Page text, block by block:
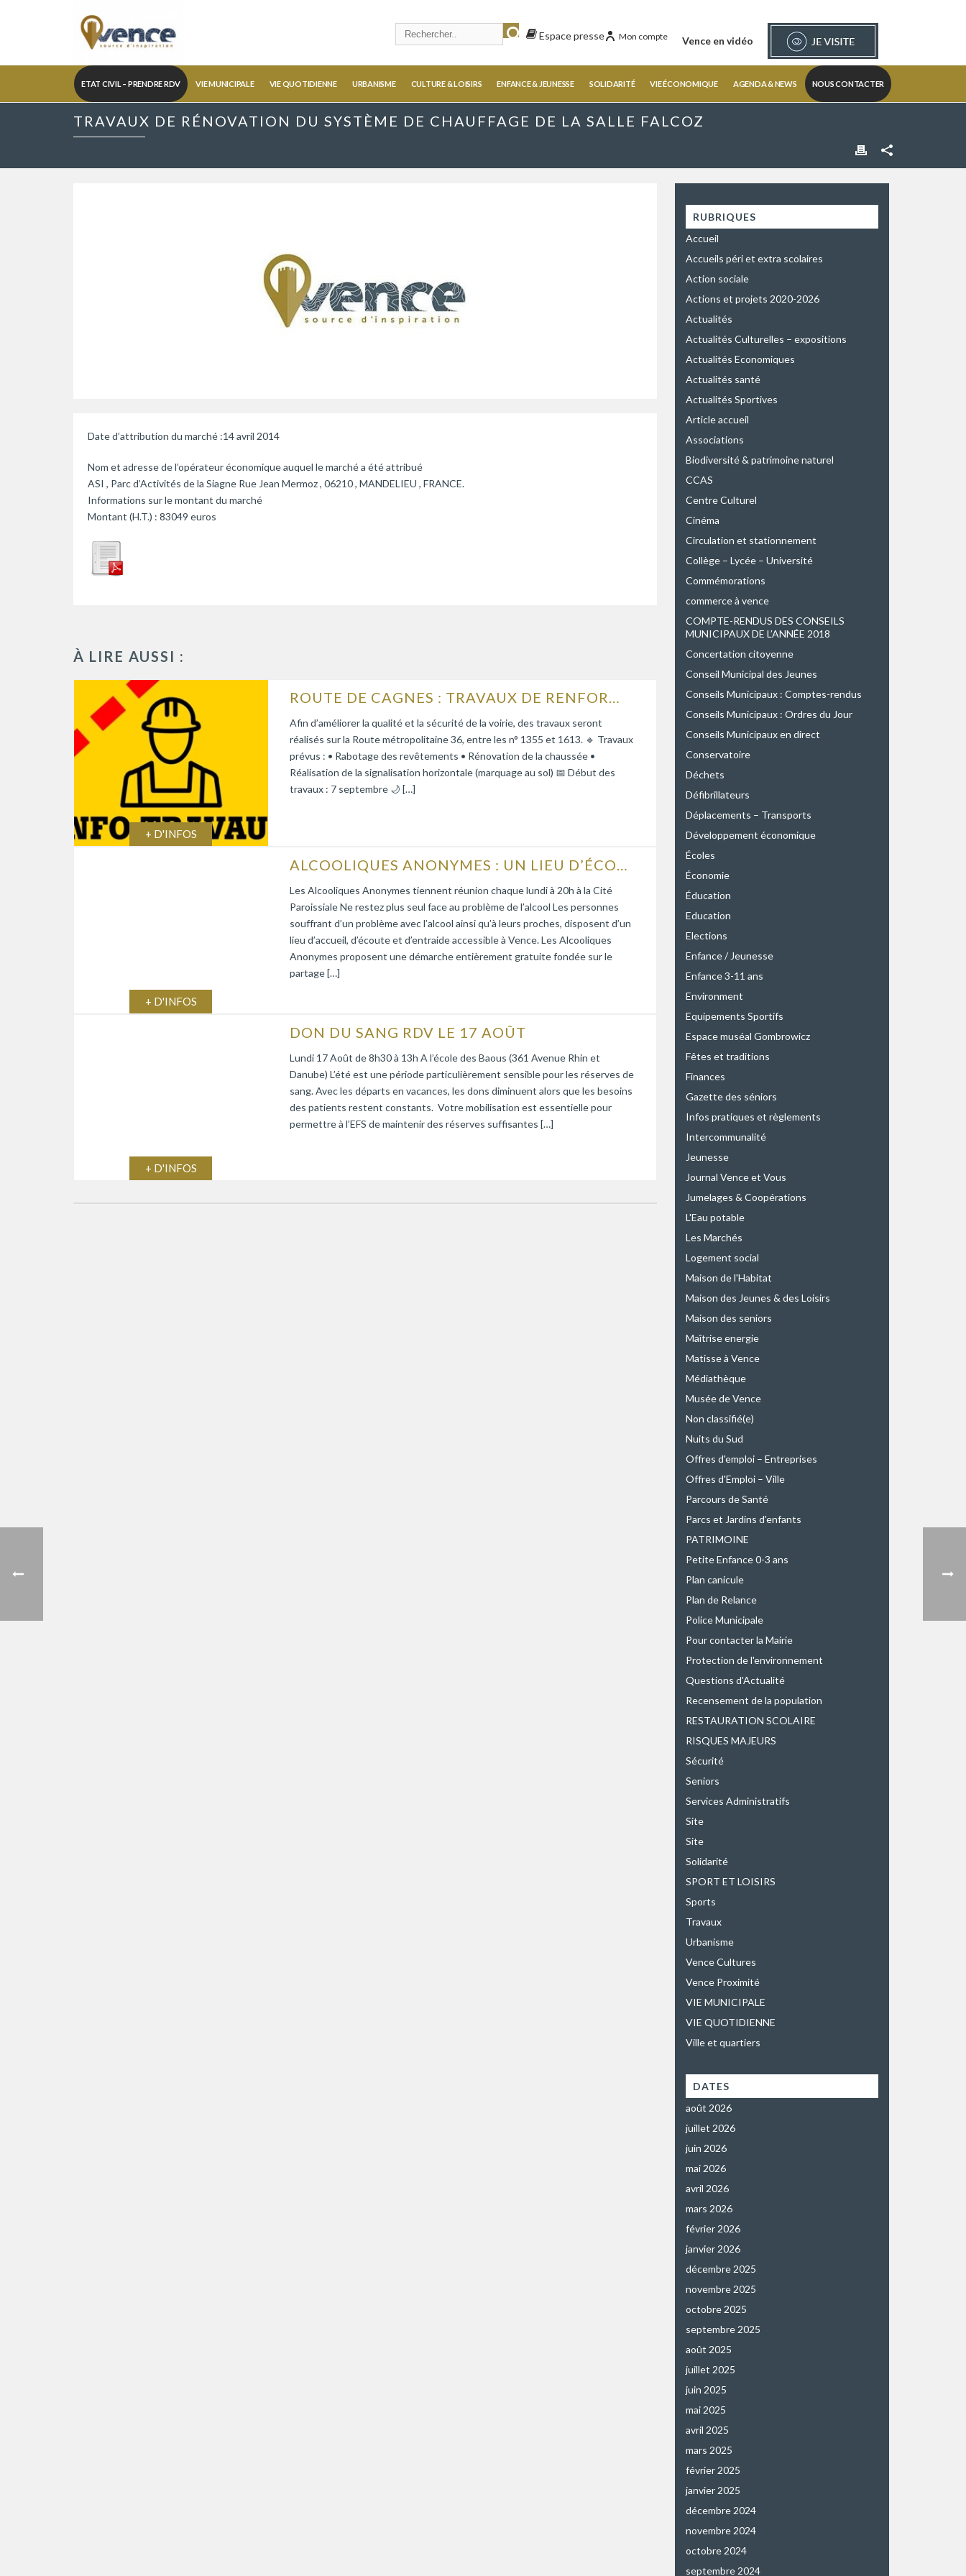
Vence en vidéo
Mon compte
Espace presse
ETAT CIVIL – PRENDRE RDV VIE MUNICIPALE VIE QUOTIDIENNE URBANISME CULTURE & LOISIRS ENFANCE & JEUNESSE SOLIDARITÉ VIE ÉCONOMIQUE AGENDA & NEWS NOUS CONTACTER
TRAVAUX DE RÉNOVATION DU SYSTÈME DE CHAUFFAGE DE LA SALLE FALCOZ
Date d’attribution du marché :14 avril 2014
Nom et adresse de l’opérateur économique auquel le marché a été attribué
ASI , Parc d’Activités de la Siagne Rue Jean Mermoz , 06210 , MANDELIEU , FRANCE.
Informations sur le montant du marché
Montant (H.T.) : 83049 euros
À LIRE AUSSI :
+ D'INFOS
ROUTE DE CAGNES : TRAVAUX DE RENFORCEMENT DE LA CHAUSSÉE
Afin d’améliorer la qualité et la sécurité de la voirie, des travaux seront
réalisés sur la Route métropolitaine 36, entre les n° 1355 et 1613. 🔹 Travaux
prévus : • Rabotage des revêtements • Rénovation de la chaussée •
Réalisation de la signalisation horizontale (marquage au sol) 📅 Début des
travaux : 7 septembre 🌙 […]
+ D'INFOS
ALCOOLIQUES ANONYMES : UN LIEU D’ÉCOUTE ET D’ENTRAIDE
Les Alcooliques Anonymes tiennent réunion chaque lundi à 20h à la Cité
Paroissiale Ne restez plus seul face au problème de l’alcool Les personnes
souffrant d’un problème avec l’alcool ainsi qu’à leurs proches, disposent d’un
lieu d’accueil, d’écoute et d’entraide accessible à Vence. Les Alcooliques
Anonymes proposent une démarche entièrement gratuite fondée sur le
partage […]
+ D'INFOS
DON DU SANG RDV LE 17 AOÛT
Lundi 17 Août de 8h30 à 13h A l’école des Baous (361 Avenue Rhin et
Danube) L’été est une période particulièrement sensible pour les réserves de
sang. Avec les départs en vacances, les dons diminuent alors que les besoins
des patients restent constants. Votre mobilisation est essentielle pour
permettre à l’EFS de maintenir des réserves suffisantes […]
RUBRIQUES
Accueil
Accueils péri et extra scolaires
Action sociale
Actions et projets 2020-2026
Actualités
Actualités Culturelles – expositions
Actualités Economiques
Actualités santé
Actualités Sportives
Article accueil
Associations
Biodiversité & patrimoine naturel
CCAS
Centre Culturel
Cinéma
Circulation et stationnement
Collège – Lycée – Université
Commémorations
commerce à vence
COMPTE-RENDUS DES CONSEILS
MUNICIPAUX DE L’ANNÉE 2018
Concertation citoyenne
Conseil Municipal des Jeunes
Conseils Municipaux : Comptes-rendus
Conseils Municipaux : Ordres du Jour
Conseils Municipaux en direct
Conservatoire
Déchets
Défibrillateurs
Déplacements – Transports
Développement économique
Écoles
Économie
Éducation
Education
Elections
Enfance / Jeunesse
Enfance 3-11 ans
Environment
Equipements Sportifs
Espace muséal Gombrowicz
Fêtes et traditions
Finances
Gazette des séniors
Infos pratiques et règlements
Intercommunalité
Jeunesse
Journal Vence et Vous
Jumelages & Coopérations
L'Eau potable
Les Marchés
Logement social
Maison de l'Habitat
Maison des Jeunes & des Loisirs
Maison des seniors
Maîtrise energie
Matisse à Vence
Médiathèque
Musée de Vence
Non classifié(e)
Nuits du Sud
Offres d'emploi – Entreprises
Offres d'Emploi – Ville
Parcours de Santé
Parcs et Jardins d'enfants
PATRIMOINE
Petite Enfance 0-3 ans
Plan canicule
Plan de Relance
Police Municipale
Pour contacter la Mairie
Protection de l'environnement
Questions d'Actualité
Recensement de la population
RESTAURATION SCOLAIRE
RISQUES MAJEURS
Sécurité
Seniors
Services Administratifs
Site
Site
Solidarité
SPORT ET LOISIRS
Sports
Travaux
Urbanisme
Vence Cultures
Vence Proximité
VIE MUNICIPALE
VIE QUOTIDIENNE
Ville et quartiers
DATES
août 2026
juillet 2026
juin 2026
mai 2026
avril 2026
mars 2026
février 2026
janvier 2026
décembre 2025
novembre 2025
octobre 2025
septembre 2025
août 2025
juillet 2025
juin 2025
mai 2025
avril 2025
mars 2025
février 2025
janvier 2025
décembre 2024
novembre 2024
octobre 2024
septembre 2024